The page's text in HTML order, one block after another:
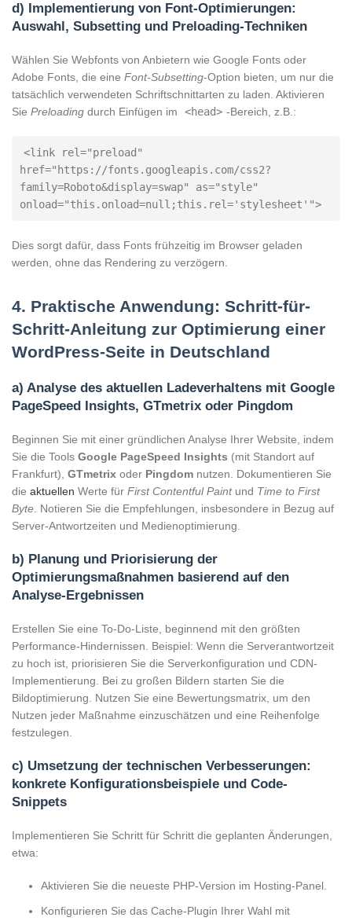
d) Implementierung von Font-Optimierungen:
Auswahl, Subsetting und Preloading-Techniken
Wählen Sie Webfonts von Anbietern wie Google Fonts oder
Adobe Fonts, die eine Font-Subsetting-Option bieten, um nur die
tatsächlich verwendeten Schriftschnittarten zu laden. Aktivieren
Sie Preloading durch Einfügen im <head> -Bereich, z.B.:
<link rel="preload"
href="https://fonts.googleapis.com/css2?
family=Roboto&display=swap" as="style"
onload="this.onload=null;this.rel='stylesheet'">
Dies sorgt dafür, dass Fonts frühzeitig im Browser geladen
werden, ohne das Rendering zu verzögern.
4. Praktische Anwendung: Schritt-für-
Schritt-Anleitung zur Optimierung einer
WordPress-Seite in Deutschland
a) Analyse des aktuellen Ladeverhaltens mit Google
PageSpeed Insights, GTmetrix oder Pingdom
Beginnen Sie mit einer gründlichen Analyse Ihrer Website, indem
Sie die Tools Google PageSpeed Insights (mit Standort auf
Frankfurt), GTmetrix oder Pingdom nutzen. Dokumentieren Sie
die aktuellen Werte für First Contentful Paintund Time to First
Byte . Notieren Sie die Empfehlungen, insbesondere in Bezug auf
Server-Antwortzeiten und Medienoptimierung.
b) Planung und Priorisierung der
Optimierungsmaßnahmen basierend auf den
Analyse-Ergebnissen
Erstellen Sie eine To-Do-Liste, beginnend mit den größten
Performance-Hindernissen. Beispiel: Wenn die Serverantwortzeit
zu hoch ist, priorisieren Sie die Serverkonfiguration und CDN-
Implementierung. Bei zu großen Bildern starten Sie die
Bildoptimierung. Nutzen Sie eine Bewertungsmatrix, um den
Nutzen jeder Maßnahme einzuschätzen und eine Reihenfolge
festzulegen.
c) Umsetzung der technischen Verbesserungen:
konkrete Konfigurationsbeispiele und Code-
Snippets
Implementieren Sie Schritt für Schritt die geplanten Änderungen,
etwa:
Aktivieren Sie die neueste PHP-Version im Hosting-Panel.
Konfigurieren Sie das Cache-Plugin Ihrer Wahl mit